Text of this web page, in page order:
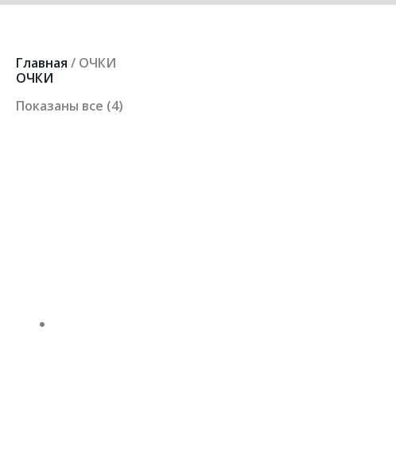
Главная / ОЧКИ
ОЧКИ
Показаны все (4)